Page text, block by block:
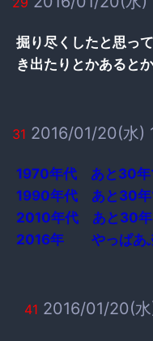
掘り尽くしたと思っ
き出たりとかあると
31 2016/01/20(水)
1970年代 あと30年
1990年代 あと30年
2010年代 あと30年
2016年 やっぱあ
41 2016/01/20(